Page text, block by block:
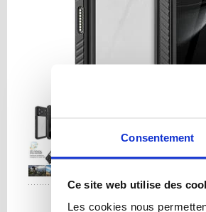
Consentement
Ce site web utilise des
Les cookies nous
UNE